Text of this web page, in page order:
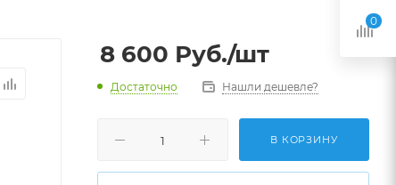
8 600 Руб./шт
Достаточно Нашли дешевле?
В КОРЗИНУ
0